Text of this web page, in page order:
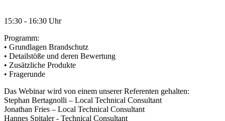
15:30 - 16:30 Uhr
Programm:
• Grundlagen Brandschutz
• Detailstöße und deren Bewertung
• Zusätzliche Produkte
• Fragerunde
Das Webinar wird von einem unserer Referenten gehalten:
Stephan Bertagnolli – Local Technical Consultant
Jonathan Fries – Local Technical Consultant
Hannes Spitaler - Technical Consultant